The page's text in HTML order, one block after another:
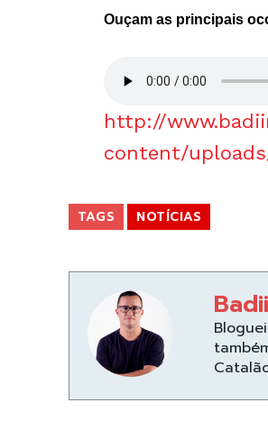
Ouçam as principais
http://
content/uploads/
TAGS NOTÍCIAS